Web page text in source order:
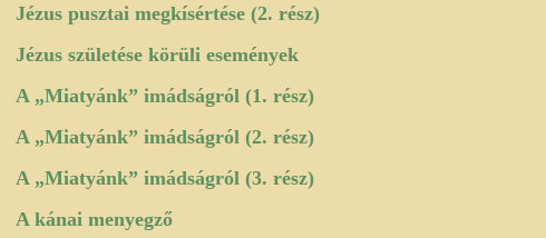
Jézus pusztai megkísértése (2. rész)
Jézus születése körüli események
A „Miatyánk” imádságról (1. rész)
A „Miatyánk” imádságról (2. rész)
A „Miatyánk” imádságról (3. rész)
A kánai menyegző